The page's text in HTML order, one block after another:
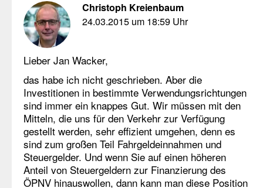
Christoph Kreienbaum
24.03.2015 um 18:59 Uhr
Lieber Jan Wacker,
das habe ich nicht geschrieben. Aber die
Investitionen in bestimmte Verwendungsrichtungen
sind immer ein knappes Gut. Wir müssen mit den
Mitteln, die uns für den Verkehr zur Verfügung
gestellt werden, sehr effizient umgehen, denn es
sind zum großen Teil Fahrgeldeinnahmen und
Steuergelder. Und wenn Sie auf einen höheren
Anteil von Steuergeldern zur Finanzierung des
ÖPNV hinauswollen, dann kann man diese Position